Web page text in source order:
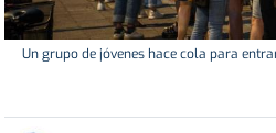
Un grupo de jóvenes hace cola para